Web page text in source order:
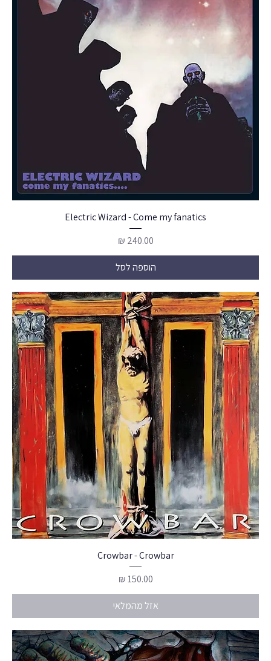
Electric Wizard - Come my fanatics
מחיר
הוספה לסל
Crowbar - Crowbar
מחיר
אזל מהמלאי